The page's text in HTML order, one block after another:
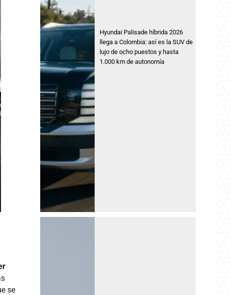
se
Hyundai Palisade híbrida 2026
llega a Colombia: así es la SUV de
lujo de ocho puestos y hasta
1.000 km de autonomía